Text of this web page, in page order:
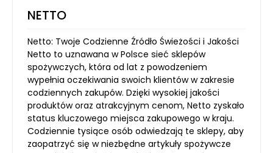
NETTO
Netto: Twoje Codzienne Źródło Świeżości i Jakości
Netto to uznawana w Polsce sieć sklepów
spożywczych, która od lat z powodzeniem
wypełnia oczekiwania swoich klientów w zakresie
codziennych zakupów. Dzięki wysokiej jakości
produktów oraz atrakcyjnym cenom, Netto zyskało
status kluczowego miejsca zakupowego w kraju.
Codziennie tysiące osób odwiedzają te sklepy, aby
zaopatrzyć się w niezbędne artykuły spożywcze